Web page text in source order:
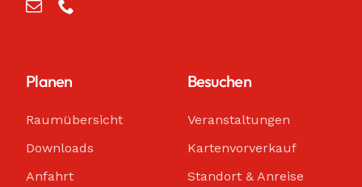
Planen
Raumübersicht
Downloads
Anfahrt
Besuchen
Veranstaltungen
Kartenvorverkauf
Standort & Anreise